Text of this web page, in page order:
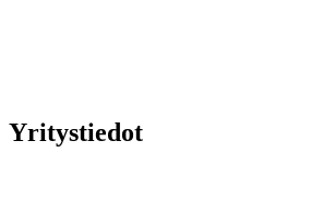
Yritystiedot